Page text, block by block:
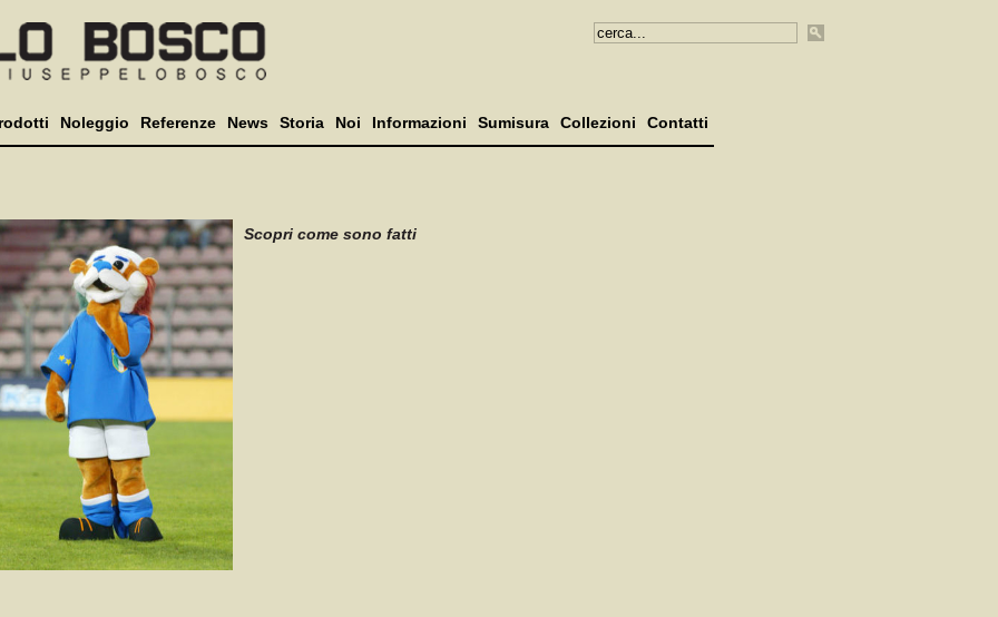
Noleggio Referenze News Storia Noi Informazioni Sumisura Collezioni Contatti
Scopri come sono fatti